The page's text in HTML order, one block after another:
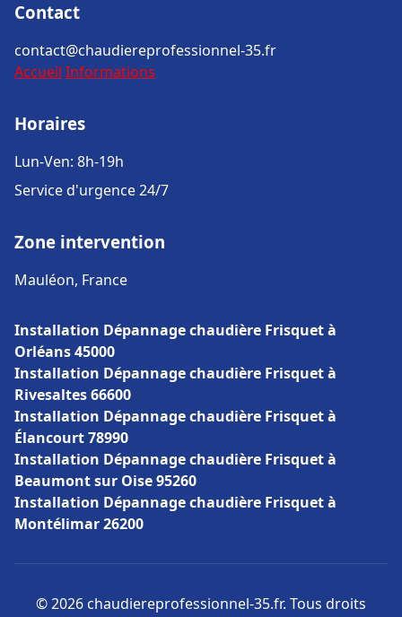
Contact
contact@chaudiereprofessionnel-35.fr
Accueil Informations
Horaires
Lun-Ven: 8h-19h
Service d'urgence 24/7
Zone intervention
Mauléon, France
Installation Dépannage chaudière Frisquet à
Orléans 45000
Installation Dépannage chaudière Frisquet à
Rivesaltes 66600
Installation Dépannage chaudière Frisquet à
Élancourt 78990
Installation Dépannage chaudière Frisquet à
Beaumont sur Oise 95260
Installation Dépannage chaudière Frisquet à
Montélimar 26200
© 2026 chaudiereprofessionnel-35.fr. Tous droits